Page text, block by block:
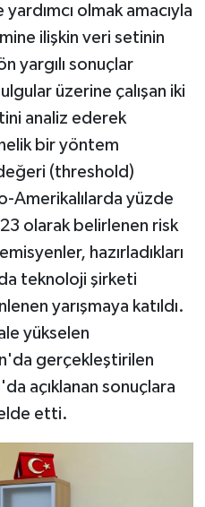
olmak amacıyla
ilişkin veri setinin
yargılı sonuçlar
üzerine çalışan iki
analiz ederek
bir yöntem
(threshold)
Amerikalılarda yüzde
olarak belirlenen risk
hazırladıkları
teknoloji şirketi
yarışmaya katıldı.
yükselen
gerçekleştirilen
açıklanan sonuçlara
etti.